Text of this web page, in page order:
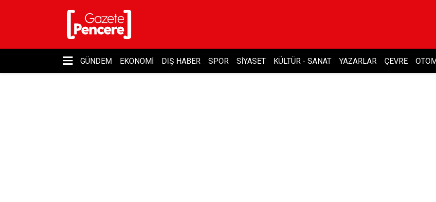
GÜNDEM EKONOMI DIŞ HABER SPOR SIYASET KÜLTÜR - SANAT YAZARLAR ÇEVRE